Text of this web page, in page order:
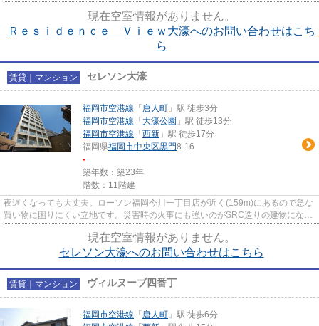
駅近物件となっており、徒歩3...
現在空室情報がありません。
Ｒｅｓｉｄｅｎｃｅ Ｖｉｅｗ大濠へのお問い合わせはこち
ら
賃貸｜マンション セレソン大濠
福岡市空港線 「唐人町 」駅 徒歩3分
福岡市空港線 「大濠公園 」駅 徒歩13分
福岡市空港線 「西新 」駅 徒歩17分
福岡県福岡市中央区黒門8-16
-
築年数：築23年
階数：11階建
夜遅くなっても大丈夫。ローソン福岡今川一丁目店が近く(159m)にあるので急な
買い物に困りにくい立地です。災害時の火事にも強いのがSRC造りの建物になり
ます。物件から3分歩くだけで...
現在空室情報がありません。
セレソン大濠へのお問い合わせはこちら
賃貸｜マンション ヴィルヌーブ四番丁
福岡市空港線 「唐人町 」駅 徒歩6分